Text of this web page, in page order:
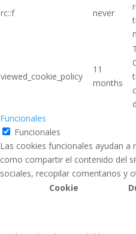
rc::f never
viewed_cookie_policy
11
months
Funcionales
Funcionales
Las cookies funcionales ayudan a
como compartir el contenido del
sociales, recopilar comentarios y
Cookie